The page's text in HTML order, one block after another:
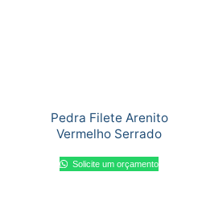
Pedra Filete Arenito
Vermelho Serrado
Solicite um orçamento